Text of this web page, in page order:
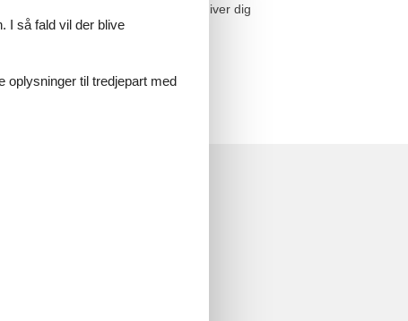
en billigere pris end os. Feline giver dig
I så fald vil der blive
oplysninger til tredjepart med